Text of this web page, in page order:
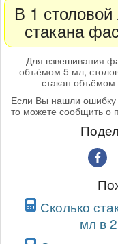
В 1
стакана
Для взвешивания
объёмом 5 мл,
стакан
Если Вы нашли ошибку
то можете сообщить о
Сколько
мл в